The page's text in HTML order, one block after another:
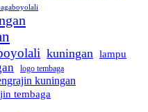
kuningan lampu
logo tembaga
kuningan
tembaga